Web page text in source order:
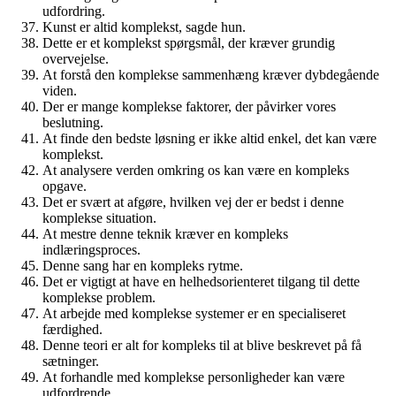
udfordring.
Kunst er altid komplekst, sagde hun.
Dette er et komplekst spørgsmål, der kræver grundig
overvejelse.
At forstå den komplekse sammenhæng kræver dybdegående
viden.
Der er mange komplekse faktorer, der påvirker vores
beslutning.
At finde den bedste løsning er ikke altid enkel, det kan være
komplekst.
At analysere verden omkring os kan være en kompleks
opgave.
Det er svært at afgøre, hvilken vej der er bedst i denne
komplekse situation.
At mestre denne teknik kræver en kompleks
indlæringsproces.
Denne sang har en kompleks rytme.
Det er vigtigt at have en helhedsorienteret tilgang til dette
komplekse problem.
At arbejde med komplekse systemer er en specialiseret
færdighed.
Denne teori er alt for kompleks til at blive beskrevet på få
sætninger.
At forhandle med komplekse personligheder kan være
udfordrende.